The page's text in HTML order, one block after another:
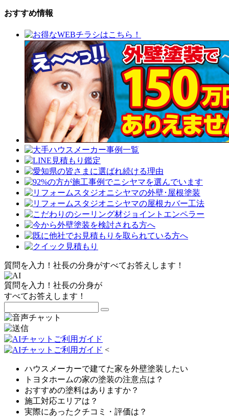
おすすめ情報
質問を入力！社長の分身がすべてお答えします！
質問を入力！社長の分身が
すべてお答えします！
<
ハウスメーカーで建てた家を外壁塗装したい
トヨタホームの家の塗装の注意点は？
おすすめの塗料はありますか？
施工対応エリアは？
実際にあったクチコミ・評価は？